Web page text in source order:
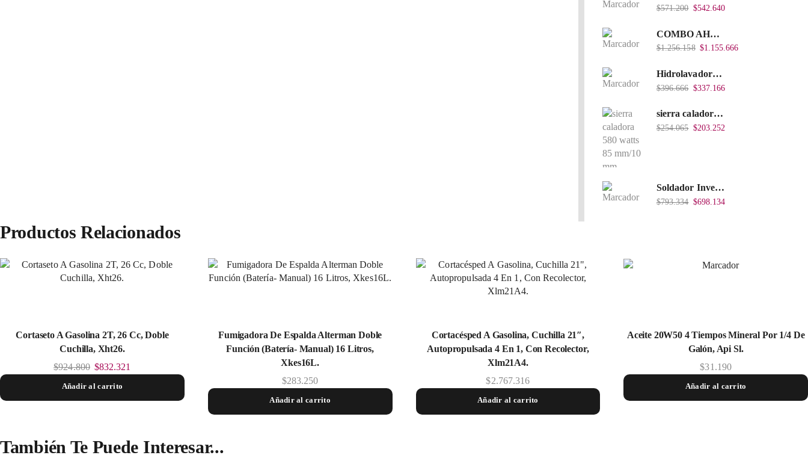
$571.200 $542.640
COMBO AHOYADOR ALTERMAN 52 CC + BROCA DE 20 CM X 80 CM + BROCA DE 15 CM X 80 CM
$1.256.158 $1.155.666
Hidrolavadora Eléctrica Takima 1.200W TKPW1200-13
$396.666 $337.166
sierra caladora 580 watts 85 mm/10 mm TKJS-85
$254.065 $203.252
Soldador Inverter 200Amps 110/220V 40% Heavy Duty (Hd) Tkwi-200-C
$793.334 $698.134
Productos Relacionados
Cortaseto A Gasolina 2T, 26 Cc, Doble
Cuchilla, Xht26.
$924.800 $832.321
Añadir al carrito
Fumigadora De Espalda Alterman Doble
Función (Baterí­a- Manual) 16 Litros,
Xkes16L.
$283.250
Añadir al carrito
Cortacésped A Gasolina, Cuchilla 21″,
Autopropulsada 4 En 1, Con Recolector,
Xlm21A4.
$2.767.316
Añadir al carrito
Aceite 20W50 4 Tiempos Mineral Por 1/4 De
Galón, Api Sl.
$31.190
Añadir al carrito
También Te Puede Interesar...